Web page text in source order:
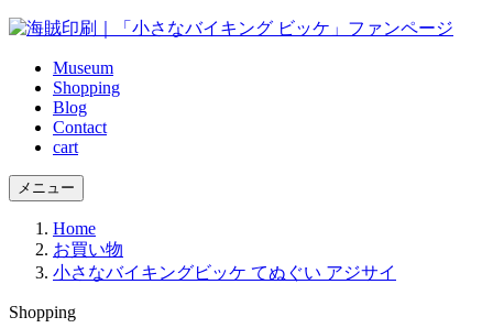
Museum
Shopping
Blog
Contact
cart
メニュー
Home
お買い物
小さなバイキングビッケ てぬぐい アジサイ
Shopping